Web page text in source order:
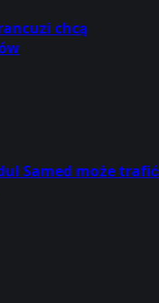
chcą
Samed może trafić